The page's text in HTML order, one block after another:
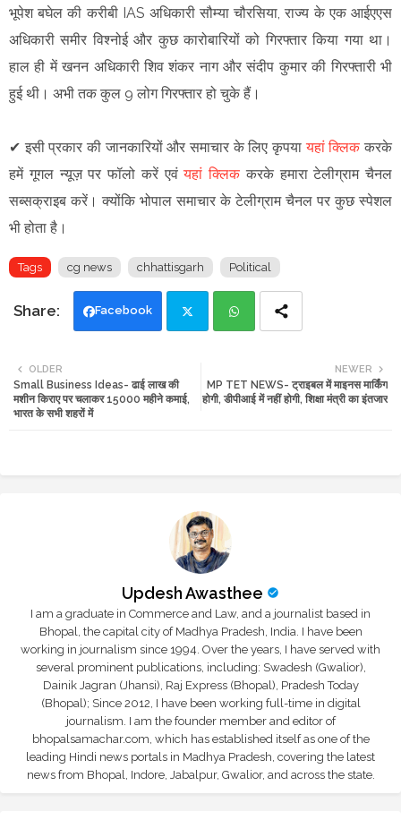
भूपेश बघेल की करीबी IAS अधिकारी सौम्या चौरसिया, राज्य के एक आईएएस
अधिकारी समीर विश्नोई और कुछ कारोबारियों को गिरफ्तार किया गया था।
हाल ही में खनन अधिकारी शिव शंकर नाग और संदीप कुमार की गिरफ्तारी भी
हुई थी। अभी तक कुल 9 लोग गिरफ्तार हो चुके हैं।
✔ इसी प्रकार की जानकारियों और समाचार के लिए कृपयायहां क्लिक करके
हमें गूगल न्यूज़ पर फॉलो करें एवंयहां क्लिक करके हमारा टेलीग्राम चैनल
सब्सक्राइब करें। क्योंकि भोपाल समाचार के टेलीग्राम चैनल पर कुछ स्पेशल
भी होता है।
Tags cg news chhattisgarh Political
Facebook
tte ats
NEWER
MP TET NEWS- ट्राइबल में माइनस मार्किंग
होगी, डीपीआई में नहीं होगी, शिक्षा मंत्री का इंतजार
OLDER
Small Business Ideas- ढाई लाख की
मशीन किराए पर चलाकर 15000 महीने कमाई,
भारत के सभी शहरों में
Updesh Awasthee
I am a graduate in Commerce and Law, and a journalist based in
Bhopal, the capital city of Madhya Pradesh, India. I have been
working in journalism since 1994. Over the years, I have served with
several prominent publications, including: Swadesh (Gwalior),
Dainik Jagran (Jhansi), Raj Express (Bhopal), Pradesh Today
(Bhopal); Since 2012, I have been working full-time in digital
journalism. I am the founder member and editor of
bhopalsamachar.com, which has established itself as one of the
leading Hindi news portals in Madhya Pradesh, covering the latest
news from Bhopal, Indore, Jabalpur, Gwalior, and across the state.